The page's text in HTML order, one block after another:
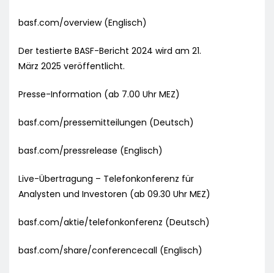
basf.com/overview (Englisch)
Der testierte BASF-Bericht 2024 wird am 21.
März 2025 veröffentlicht.
Presse-Information (ab 7.00 Uhr MEZ)
basf.com/pressemitteilungen (Deutsch)
basf.com/pressrelease (Englisch)
Live-Übertragung – Telefonkonferenz für
Analysten und Investoren (ab 09.30 Uhr MEZ)
basf.com/aktie/telefonkonferenz (Deutsch)
basf.com/share/conferencecall (Englisch)